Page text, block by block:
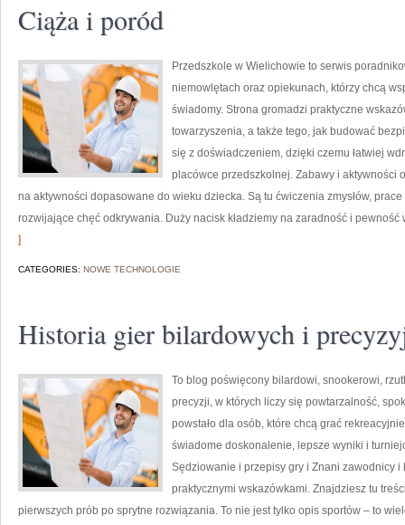
Ciąża i poród
Przedszkole w Wielichowie to serwis
niemowlętach oraz opiekunach, którzy chcą
świadomy. Strona gromadzi praktyczne
towarzyszenia, a także tego, jak budować
się z doświadczeniem, dzięki czemu łatwiej
placówce przedszkolnej. Zabawy i aktywności
na aktywności dopasowane do wieku dziecka. Są tu ćwiczenia zmysłów,
rozwijające chęć odkrywania. Duży nacisk kładziemy na zaradność i pewność
]
CATEGORIES: NOWE TECHNOLOGIE
Historia gier bilardowych i
To blog poświęcony bilardowi, snookerowi,
precyzji, w których liczy się powtarzalność,
powstało dla osób, które chcą grać
świadome doskonalenie, lepsze wyniki i
Sędziowanie i przepisy gry i Znani zawodnicy i
praktycznymi wskazówkami. Znajdziesz tu
pierwszych prób po sprytne rozwiązania. To nie jest tylko opis sportów – to